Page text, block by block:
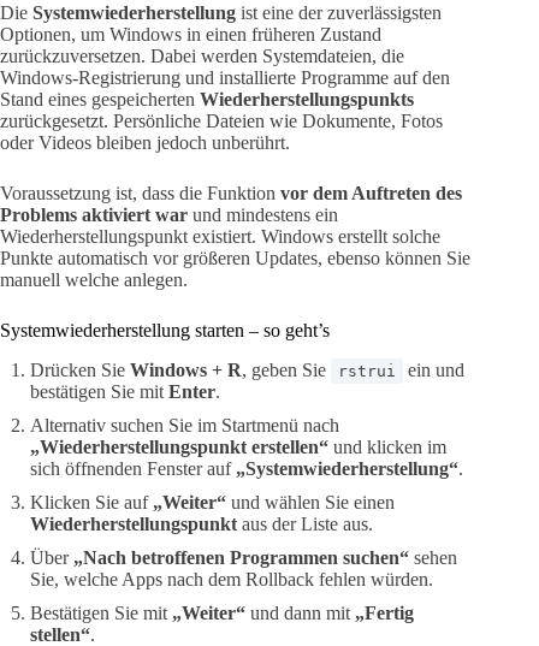
Die Systemwiederherstellung ist eine der zuverlässigsten
Optionen, um Windows in einen früheren Zustand
zurückzuversetzen. Dabei werden Systemdateien, die
Windows-Registrierung und installierte Programme auf den
Stand eines gespeicherten Wiederherstellungspunkts
zurückgesetzt. Persönliche Dateien wie Dokumente, Fotos
oder Videos bleiben jedoch unberührt.
Voraussetzung ist, dass die Funktion vor dem Auftreten des
Problems aktiviert war und mindestens ein
Wiederherstellungspunkt existiert. Windows erstellt solche
Punkte automatisch vor größeren Updates, ebenso können Sie
manuell welche anlegen.
Systemwiederherstellung starten – so geht’s
Drücken Sie Windows + R, geben Sie rstrui
ein und
bestätigen Sie mit Enter.
Alternativ suchen Sie im Startmenü nach
„Wiederherstellungspunkt erstellen“ und klicken im
sich öffnenden Fenster auf „Systemwiederherstellung“.
Klicken Sie auf „Weiter“ und wählen Sie einen
Wiederherstellungspunkt aus der Liste aus.
Über „Nach betroffenen Programmen suchen“ sehen
Sie, welche Apps nach dem Rollback fehlen würden.
Bestätigen Sie mit „Weiter“ und dann mit „Fertig
stellen“.